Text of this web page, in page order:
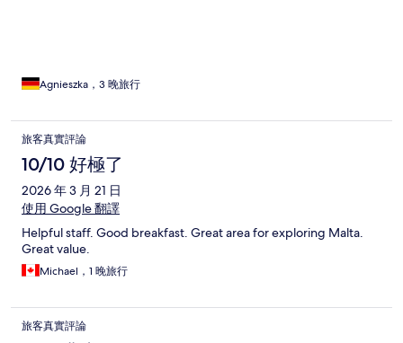
Agnieszka，3 晚旅行
旅客真實評論
10/10 好極了
2026 年 3 月 21 日
使用 Google 翻譯
Helpful staff. Good breakfast. Great area for exploring Malta.
Great value.
Michael，1 晚旅行
旅客真實評論